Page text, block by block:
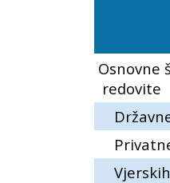
Osnovne
redovite